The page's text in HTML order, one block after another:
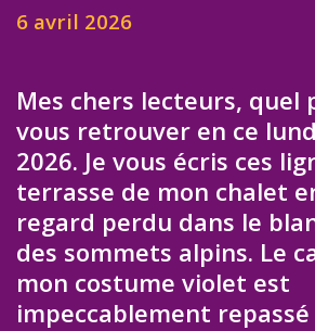
6 avril 2026
Mes chers lecteurs, quel
vous retrouver en ce
2026. Je vous écris ces
terrasse de mon chalet
regard perdu dans le
des sommets alpins. Le
mon costume violet est
impeccablement